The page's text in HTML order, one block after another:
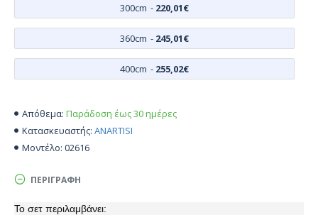
Απόθεμα: Παράδοση έως 30 ημέρες
Κατασκευαστής: ANARTISI
Μοντέλο: 02616
300cm - 220,01€
360cm - 245,01€
400cm - 255,02€
ΠΕΡΙΓΡΑΦΉ
Το σετ περιλαμβάνει: